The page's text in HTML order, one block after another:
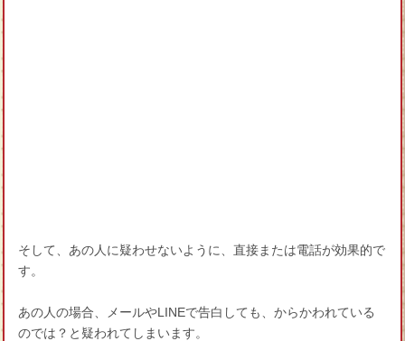
そして、あの人に疑わせないように、直接または電話が効果的で
す。
あの人の場合、メールやLINEで告白しても、からかわれている
のでは？と疑われてしまいます。